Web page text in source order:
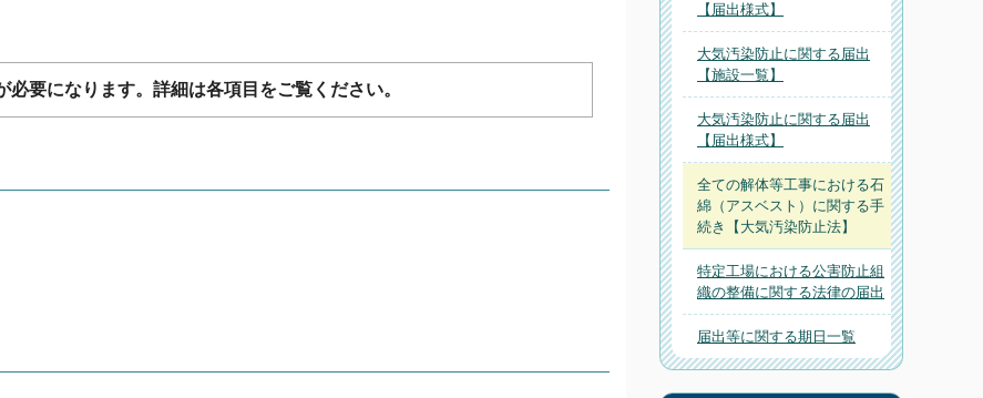
要になります。詳細は各項目をご覧ください。
【届出様式】
大気汚染防止に関する届出
【施設一覧】
大気汚染防止に関する届出
【届出様式】
全ての解体等工事における石
綿（アスベスト）に関する手
続き【大気汚染防止法】
特定工場における公害防止組
織の整備に関する法律の届出
届出等に関する期日一覧